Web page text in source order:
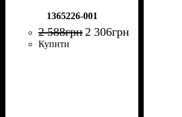
1365226-001
2 588грн 2 306грн
Купити